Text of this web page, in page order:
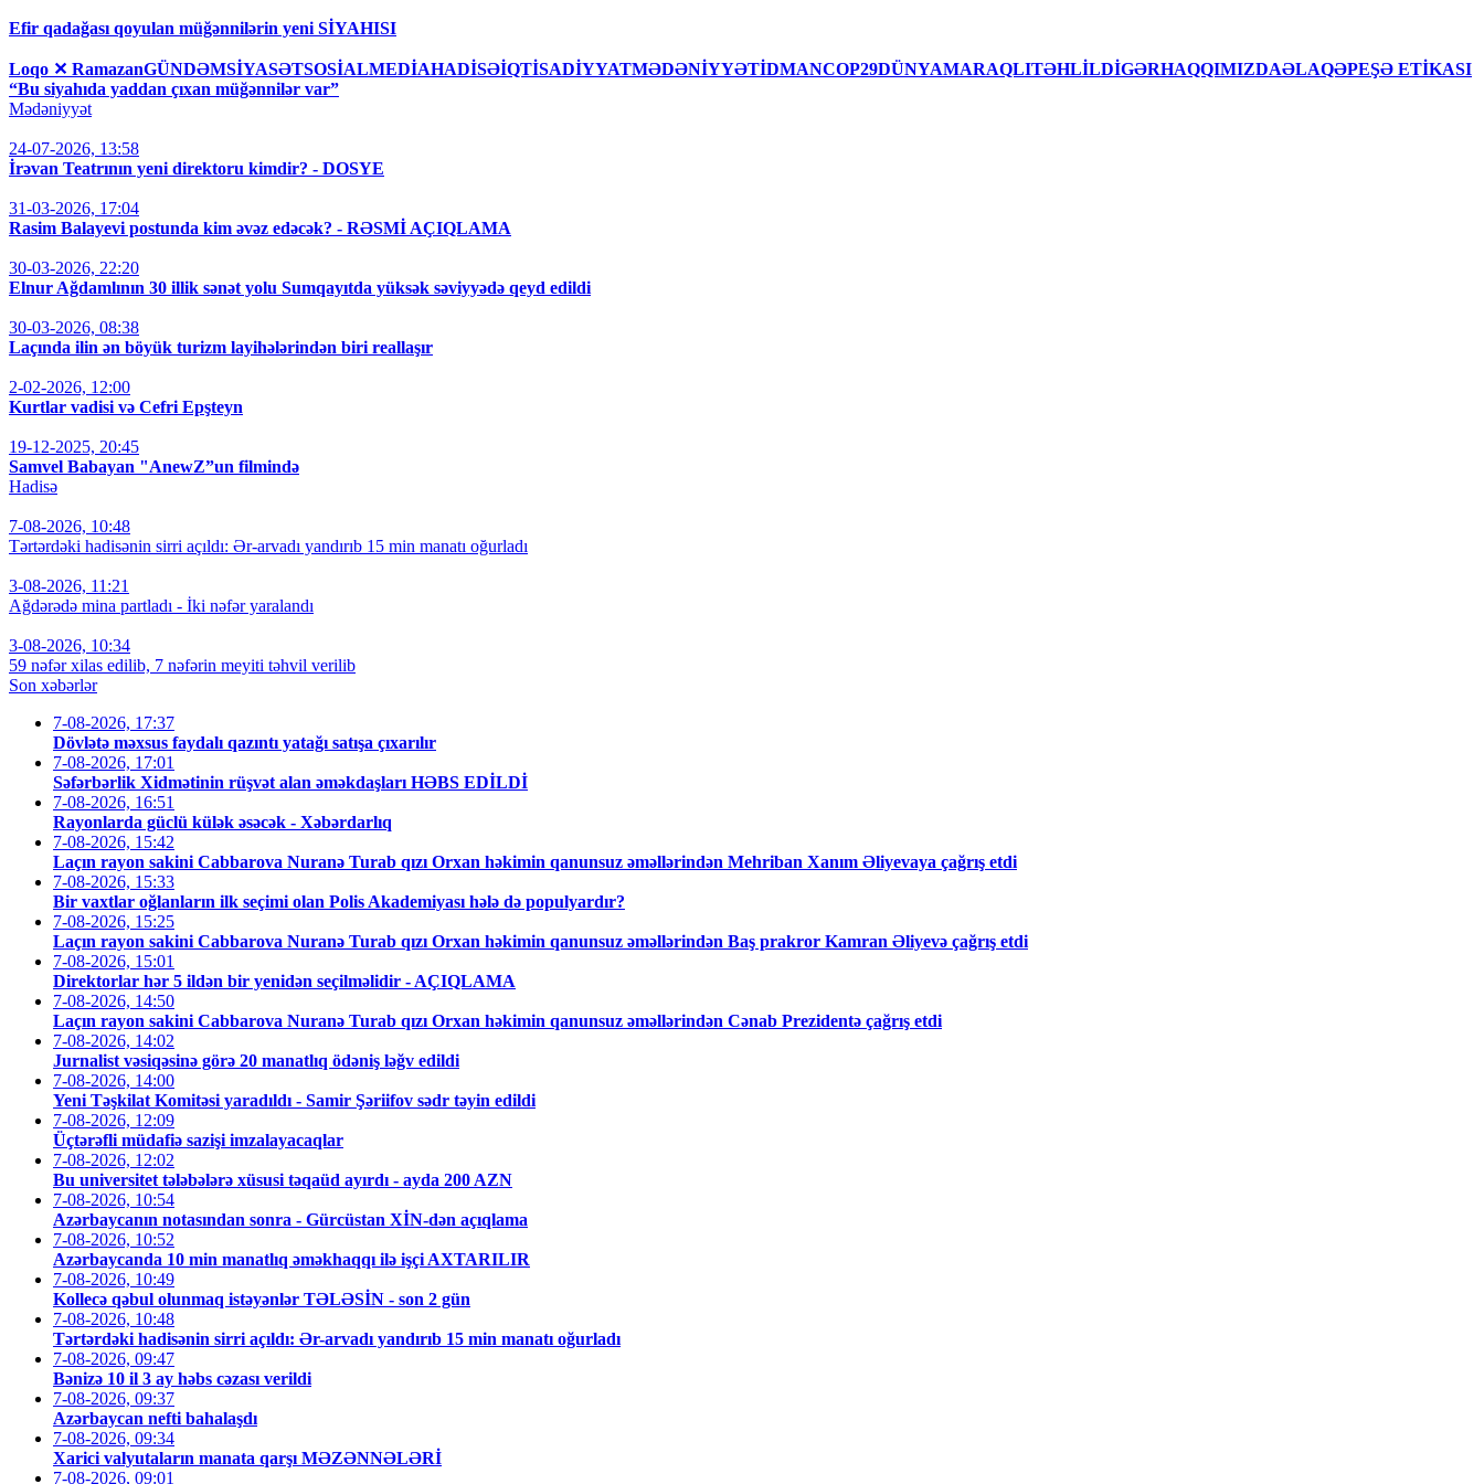
Efir qadağası qoyulan müğənnilərin yeni SİYAHISI
Loqo ✕ RamazanGÜNDƏMSİYASƏTSOSİALMEDİAHADİSƏİQTİSADİYYATMƏDƏNİYYƏTİDMANCOP29DÜNYAMARAQLITƏHLİLDİGƏRHAQQIMIZDAƏLAQƏPEŞƏ ETİKASI
“Bu siyahıda yaddan çıxan müğənnilər var”
Mədəniyyət
24-07-2026, 13:58
İrəvan Teatrının yeni direktoru kimdir? - DOSYE
31-03-2026, 17:04
Rasim Balayevi postunda kim əvəz edəcək? - RƏSMİ AÇIQLAMA
30-03-2026, 22:20
Elnur Ağdamlının 30 illik sənət yolu Sumqayıtda yüksək səviyyədə qeyd edildi
30-03-2026, 08:38
Laçında ilin ən böyük turizm layihələrindən biri reallaşır
2-02-2026, 12:00
Kurtlar vadisi və Cefri Epşteyn
19-12-2025, 20:45
Samvel Babayan "AnewZ”un filmində
Hadisə
7-08-2026, 10:48
Tərtərdəki hadisənin sirri açıldı: Ər-arvadı yandırıb 15 min manatı oğurladı
3-08-2026, 11:21
Ağdərədə mina partladı - İki nəfər yaralandı
3-08-2026, 10:34
59 nəfər xilas edilib, 7 nəfərin meyiti təhvil verilib
Son xəbərlər
7-08-2026, 17:37
Dövlətə məxsus faydalı qazıntı yatağı satışa çıxarılır
7-08-2026, 17:01
Səfərbərlik Xidmətinin rüşvət alan əməkdaşları HƏBS EDİLDİ
7-08-2026, 16:51
Rayonlarda güclü külək əsəcək - Xəbərdarlıq
7-08-2026, 15:42
Laçın rayon sakini Cabbarova Nuranə Turab qızı Orxan həkimin qanunsuz əməllərindən Mehriban Xanım Əliyevaya çağrış etdi
7-08-2026, 15:33
Bir vaxtlar oğlanların ilk seçimi olan Polis Akademiyası hələ də populyardır?
7-08-2026, 15:25
Laçın rayon sakini Cabbarova Nuranə Turab qızı Orxan həkimin qanunsuz əməllərindən Baş prakror Kamran Əliyevə çağrış etdi
7-08-2026, 15:01
Direktorlar hər 5 ildən bir yenidən seçilməlidir - AÇIQLAMA
7-08-2026, 14:50
Laçın rayon sakini Cabbarova Nuranə Turab qızı Orxan həkimin qanunsuz əməllərindən Cənab Prezidentə çağrış etdi
7-08-2026, 14:02
Jurnalist vəsiqəsinə görə 20 manatlıq ödəniş ləğv edildi
7-08-2026, 14:00
Yeni Təşkilat Komitəsi yaradıldı - Samir Şəriifov sədr təyin edildi
7-08-2026, 12:09
Üçtərəfli müdafiə sazişi imzalayacaqlar
7-08-2026, 12:02
Bu universitet tələbələrə xüsusi təqaüd ayırdı - ayda 200 AZN
7-08-2026, 10:54
Azərbaycanın notasından sonra - Gürcüstan XİN-dən açıqlama
7-08-2026, 10:52
Azərbaycanda 10 min manatlıq əməkhaqqı ilə işçi AXTARILIR
7-08-2026, 10:49
Kollecə qəbul olunmaq istəyənlər TƏLƏSİN - son 2 gün
7-08-2026, 10:48
Tərtərdəki hadisənin sirri açıldı: Ər-arvadı yandırıb 15 min manatı oğurladı
7-08-2026, 09:47
Bənizə 10 il 3 ay həbs cəzası verildi
7-08-2026, 09:37
Azərbaycan nefti bahalaşdı
7-08-2026, 09:34
Xarici valyutaların manata qarşı MƏZƏNNƏLƏRİ
7-08-2026, 09:01